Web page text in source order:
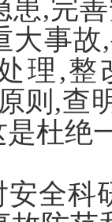
患,完
大事
理,整
则,查
杜绝
全科